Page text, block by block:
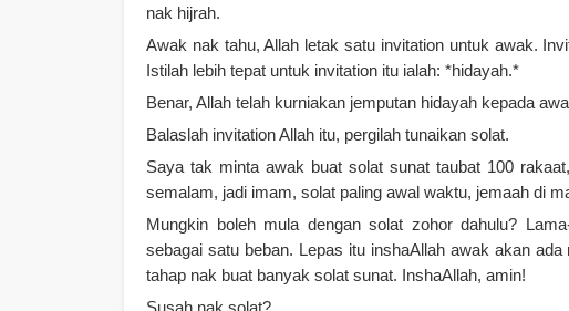
nak hijrah.
Awak nak tahu, Allah letak satu invitation untuk awak.
Istilah lebih tepat untuk invitation itu ialah: *hidayah.*
Benar, Allah telah kurniakan jemputan hidayah kepada
Balaslah invitation Allah itu, pergilah tunaikan solat.
Saya tak minta awak buat solat sunat taubat 100
semalam, jadi imam, solat paling awal waktu, jemaah di
Mungkin boleh mula dengan solat zohor dahulu?
sebagai satu beban. Lepas itu inshaAllah awak akan
tahap nak buat banyak solat sunat. InshaAllah, amin!
Susah nak solat?